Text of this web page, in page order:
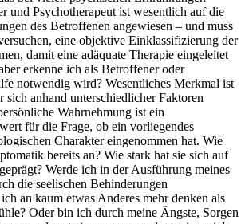
und Psychotherapeut ist wesentlich auf die
des Betroffenen angewiesen – und muss
eine objektive Einklassifizierung der
damit eine adäquate Therapie eingeleitet
erkenne ich als Betroffener oder
notwendig wird? Wesentliches Merkmal ist
sich anhand unterschiedlicher Faktoren
Wahrnehmung ist ein
für die Frage, ob ein vorliegendes
Charakter eingenommen hat. Wie
bereits an? Wie stark hat sie sich auf
Werde ich in der Ausführung meines
die seelischen Behinderungen
an kaum etwas Anderes mehr denken als
Oder bin ich durch meine Ängste, Sorgen